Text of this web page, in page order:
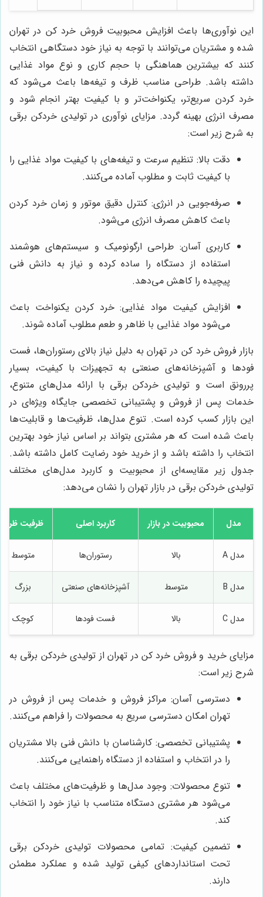
این نوآوری‌ها باعث افزایش محبوبیت فروش خرد کن در تهران
شده و مشتریان می‌توانند با توجه به نیاز خود دستگاهی انتخاب
کنند که بیشترین هماهنگی با حجم کاری و نوع مواد غذایی
داشته باشد. طراحی مناسب ظرف و تیغه‌ها باعث می‌شود که
خرد کردن سریع‌تر، یکنواخت‌تر و با کیفیت بهتر انجام شود و
مصرف انرژی بهینه گردد. مزایای نوآوری در تولیدی خردکن برقی
به شرح زیر است:
دقت بالا: تنظیم سرعت و تیغه‌های با کیفیت مواد غذایی را
با کیفیت ثابت و مطلوب آماده می‌کنند.
صرفه‌جویی در انرژی: کنترل دقیق موتور و زمان خرد کردن
باعث کاهش مصرف انرژی می‌شود.
کاربری آسان: طراحی ارگونومیک و سیستم‌های هوشمند
استفاده از دستگاه را ساده کرده و نیاز به دانش فنی
پیچیده را کاهش می‌دهد.
افزایش کیفیت مواد غذایی: خرد کردن یکنواخت باعث
می‌شود مواد غذایی با ظاهر و طعم مطلوب آماده شوند.
بازار فروش خرد کن در تهران به دلیل نیاز بالای رستوران‌ها، فست
فودها و آشپزخانه‌های صنعتی به تجهیزات با کیفیت، بسیار
پررونق است و تولیدی خردکن برقی با ارائه مدل‌های متنوع،
خدمات پس از فروش و پشتیبانی تخصصی جایگاه ویژه‌ای در
این بازار کسب کرده است. تنوع مدل‌ها، ظرفیت‌ها و قابلیت‌ها
باعث شده است که هر مشتری بتواند بر اساس نیاز خود بهترین
انتخاب را داشته باشد و از خرید خود رضایت کامل داشته باشد.
جدول زیر مقایسه‌ای از محبوبیت و کاربرد مدل‌های مختلف
تولیدی خردکن برقی در بازار تهران را نشان می‌دهد:
مدل محبوبیت در بازار کاربرد اصلی ظرفیت ظرف
مدل A بالا رستوران‌ها متوسط
مدل B متوسط آشپزخانه‌های صنعتی بزرگ
مدل C بالا فست فودها کوچک
مزایای خرید و فروش خرد کن در تهران از تولیدی خردکن برقی به
شرح زیر است:
دسترسی آسان: مراکز فروش و خدمات پس از فروش در
تهران امکان دسترسی سریع به محصولات را فراهم می‌کنند.
پشتیبانی تخصصی: کارشناسان با دانش فنی بالا مشتریان
را در انتخاب و استفاده از دستگاه راهنمایی می‌کنند.
تنوع محصولات: وجود مدل‌ها و ظرفیت‌های مختلف باعث
می‌شود هر مشتری دستگاه متناسب با نیاز خود را انتخاب
کند.
تضمین کیفیت: تمامی محصولات تولیدی خردکن برقی
تحت استانداردهای کیفی تولید شده و عملکرد مطمئن
دارند.